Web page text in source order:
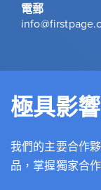
電郵
極具影
我們的主要合作
品，掌握獨家合